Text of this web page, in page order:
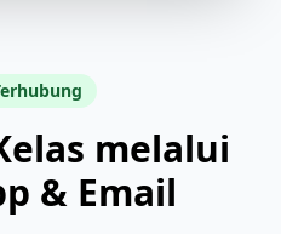
melalui
& Email